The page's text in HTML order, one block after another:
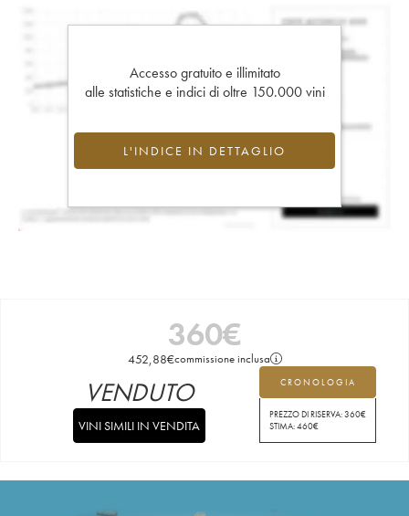
Accesso gratuito e illimitato
alle statistiche e indici di oltre 150.000 vini
L'INDICE IN DETTAGLIO
360€
452,88€commissione inclusa
CRONOLOGIA
PREZZO DI RISERVA:360€
STIMA:460€
VENDUTO
VINI SIMILI IN VENDITA